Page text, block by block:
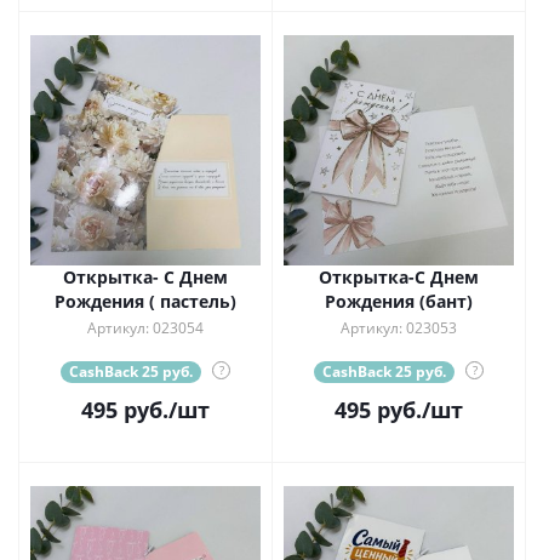
Открытка- С Днем
Рождения ( пастель)
Артикул: 023054
CashBack 25 руб. ?
495 руб./шт
Открытка-С Днем
Рождения (бант)
Артикул: 023053
CashBack 25 руб. ?
495 руб./шт